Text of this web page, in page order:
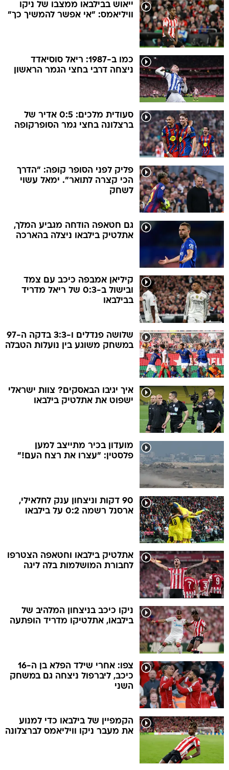
ייאוש בבילבאו ממצבו של ניקו
וויליאמס: "אי אפשר להמשיך כך"
כמו ב-1987: ריאל סוסיאדד
ניצחה דרבי בחצי הגמר הראשון
סעודית מלכים: 0:5 אדיר של
ברצלונה בחצי גמר הסופרקופה
פליק לפני הסופר קופה: "הדרך
הכי קצרה לתואר". ימאל עשוי
לשחק
גם חטאפה הודחה מגביע המלך,
אתלטיק בילבאו ניצלה בהארכה
קיליאן אמבפה כיכב עם צמד
ובישול ב-0:3 של ריאל מדריד
בבילבאו
שלושה פנדלים ו-3:3 בדקה ה-97
במשחק משוגע בין נועלות הטבלה
איך יגיבו הבאסקים? צוות ישראלי
ישפוט את אתלטיק בילבאו
מועדון בכיר מתייצב למען
פלסטין: "עצרו את רצח העם!"
90 דקות וניצחון ענק לחלאילי,
ארסנל רשמה 0:2 על בילבאו
אתלטיק בילבאו וחטאפה הצטרפו
לחבורת המושלמות בלה ליגה
ניקו כיכב בניצחון המלהיב של
בילבאו, אתלטיקו מדריד הופתעה
צפו: אחרי שילד הפלא בן ה-16
כיכב, ליברפול ניצחה גם במשחק
השני
הקמפיין של בילבאו כדי למנוע
את מעבר ניקו וויליאמס לברצלונה